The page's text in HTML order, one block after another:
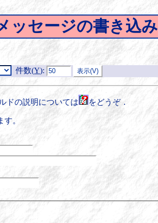
ッセージの書き込み
件数(Y):
ドの説明については をどうぞ．
。